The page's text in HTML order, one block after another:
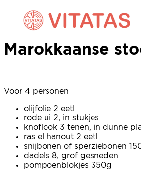
Marokkaanse
Marokkaanse
Voor 4 personen
olijfolie 2 eetl
rode ui 2, in stukjes
knoflook 3 tenen, in dunne
ras el hanout 2 eetl
snijbonen of sperziebonen
dadels 8, grof gesneden
pompoenblokjes 350g